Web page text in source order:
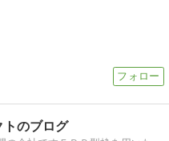
トのブログ